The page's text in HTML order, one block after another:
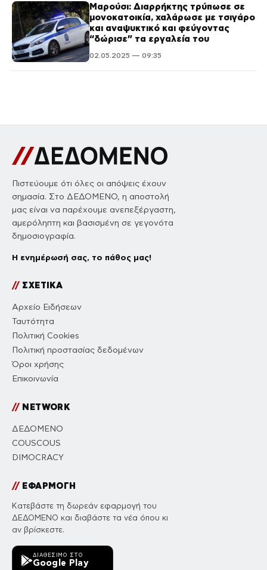
Μαρούσι: Διαρρήκτης τρύπωσε σε
μονοκατοικία, χαλάρωσε με τσιγάρο
και αναψυκτικό και φεύγοντας
“δώρισε” τα εργαλεία του
02.05.2025 — 09:35
Πιστεύουμε ότι όλες οι απόψεις έχουν
σημασία. Στο ΔΕΔΟΜΕΝΟ, η αποστολή
μας είναι να παρέχουμε ανεπεξέργαστη,
αμερόληπτη και βασισμένη σε γεγονότα
δημοσιογραφία.
Η ενημέρωσή σας, το πάθος μας!
//ΣΧΕΤΙΚΑ
Αρχείο Ειδήσεων
Ταυτότητα
Πολιτική Cookies
Πολιτική προστασίας δεδομένων
Όροι χρήσης
Επικοινωνία
//NETWORK
ΔΕΔΟΜΕΝΟ
COUSCOUS
DIMOCRACY
//ΕΦΑΡΜΟΓΗ
Κατεβάστε τη δωρεάν εφαρμογή του
ΔΕΔΟΜΕΝΟ και διαβάστε τα νέα όπου κι
αν βρίσκεστε.
ΔΙΑΘΈΣΙΜΟ ΣΤΟ
Google Play